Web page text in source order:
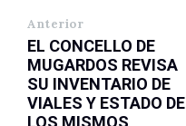
Anterior
EL CONCELLO DE
MUGARDOS REVISA
SU INVENTARIO DE
VIALES Y ESTADO DE
LOS MISMOS